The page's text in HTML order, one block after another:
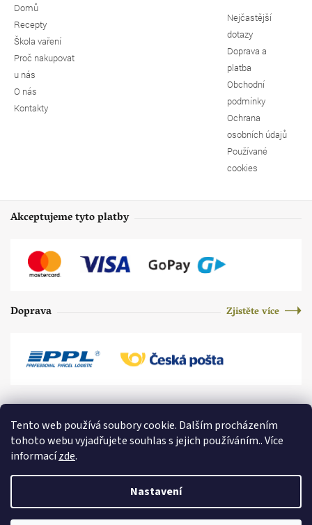
Tento web používá soubory cookie. Dalším procházením
tohoto webu vyjadřujete souhlas s jejich používáním.. Více
informacízde.
Nastavení
Domů
Recepty
Škola vaření
Proč nakupovat
u nás
O nás
Kontakty
Nejčastější
dotazy
Doprava a
platba
Obchodní
podmínky
Ochrana
osobních údajů
Používané
cookies
Akceptujeme tyto platby
Doprava Zjistěte více